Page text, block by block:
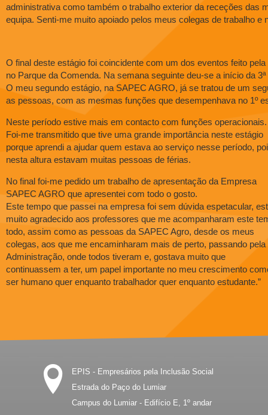
administrativa como também o trabalho exterior da receções das
equipa. Senti-me muito apoiado pelos meus colegas de trabalho
O final deste estágio foi coincidente com um dos eventos feito
no Parque da Comenda. Na semana seguinte deu-se a início da
O meu segundo estágio, na SAPEC AGRO, já se tratou de um
as pessoas, com as mesmas funções que desempenhava no 1º
Neste período estive mais em contacto com funções operacionais.
Foi-me transmitido que tive uma grande importância neste estágio
porque aprendi a ajudar quem estava ao serviço nesse período,
nesta altura estavam muitas pessoas de férias.
No final foi-me pedido um trabalho de apresentação da Empresa
SAPEC AGRO que apresentei com todo o gosto.
Este tempo que passei na empresa foi sem dúvida espetacular,
muito agradecido aos professores que me acompanharam este
todo, assim como as pessoas da SAPEC Agro, desde os meus
colegas, aos que me encaminharam mais de perto, passando pela
Administração, onde todos tiveram e, gostava muito que
continuassem a ter, um papel importante no meu crescimento
ser humano quer enquanto trabalhador quer enquanto estudante.”
EPIS - Empresários pela Inclusão Social
Estrada do Paço do Lumiar
Campus do Lumiar - Edifício E, 1º andar